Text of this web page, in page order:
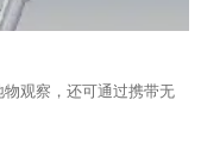
观察，还可通过携带无